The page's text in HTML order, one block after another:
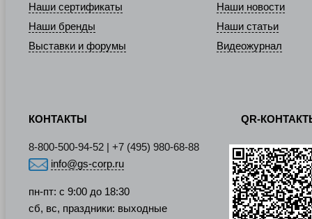
Наши сертификаты
Наши бренды
Выставки и форумы
Наши новости
Наши статьи
Видеожурнал
КОНТАКТЫ
8-800-500-94-52 | +7 (495) 980-68-88
info@gs-corp.ru
пн-пт: с 9:00 до 18:30
сб, вс, праздники: выходные
QR-